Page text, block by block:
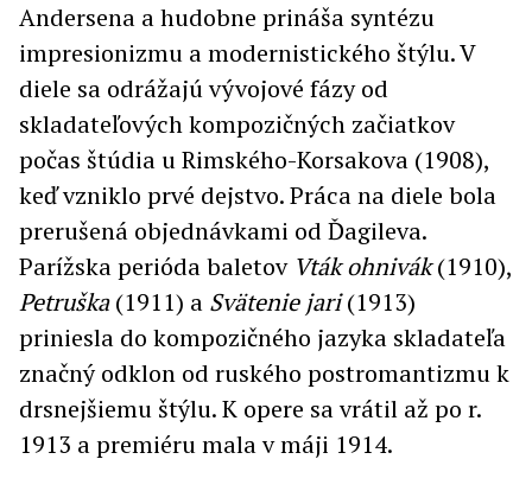
Andersena a hudobne prináša syntézu
impresionizmu a modernistického štýlu. V
diele sa odrážajú vývojové fázy od
skladateľových kompozičných začiatkov
počas štúdia u Rimského-Korsakova (1908),
keď vzniklo prvé dejstvo. Práca na diele bola
prerušená objednávkami od Ďagileva.
Parížska perióda baletov Vták ohnivák(1910),
Petruška(1911) a Svätenie jari(1913)
priniesla do kompozičného jazyka skladateľa
značný odklon od ruského postromantizmu k
drsnejšiemu štýlu. K opere sa vrátil až po r.
1913 a premiéru mala v máji 1914.